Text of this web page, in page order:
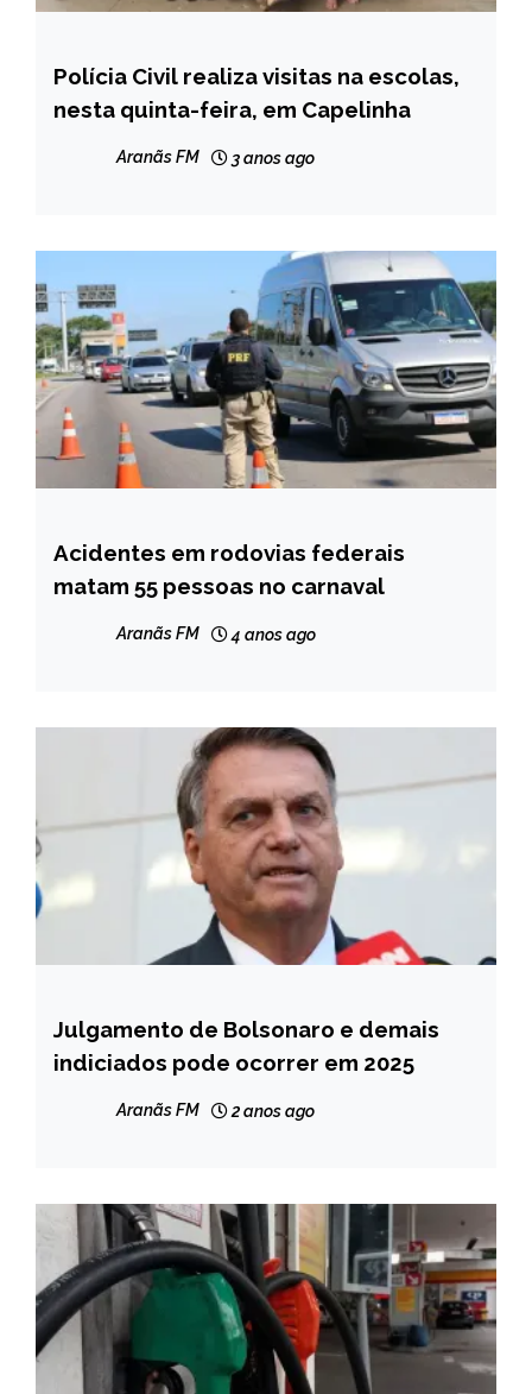
CAPELINHA
NOTÍCIAS
Polícia Civil realiza visitas na escolas,
nesta quinta-feira, em Capelinha
Aranãs FM 3 anos ago
BRASIL
NOTÍCIAS
Acidentes em rodovias federais
matam 55 pessoas no carnaval
Aranãs FM 4 anos ago
BRASIL
NOTÍCIAS
Julgamento de Bolsonaro e demais
indiciados pode ocorrer em 2025
Aranãs FM 2 anos ago